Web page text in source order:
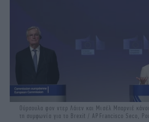
Ούρσουλα φον ντερ Λάιεν και Μισέλ Μπαρνιέ
τη συμφωνία για το Brexit / APFrancisco Seco,